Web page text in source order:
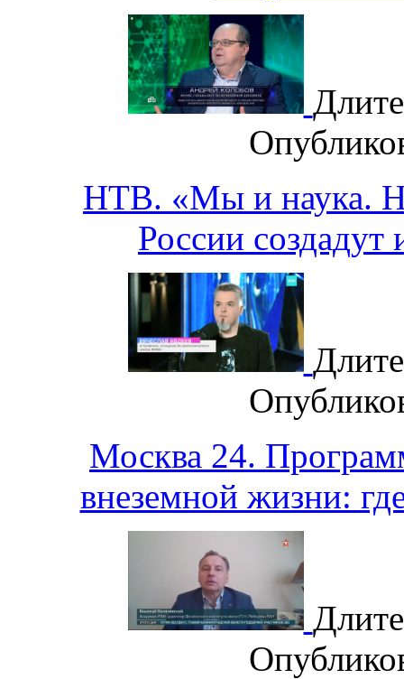
НТВ. «Мы и наука.
России создадут
Москва 24.
внеземной жизни: